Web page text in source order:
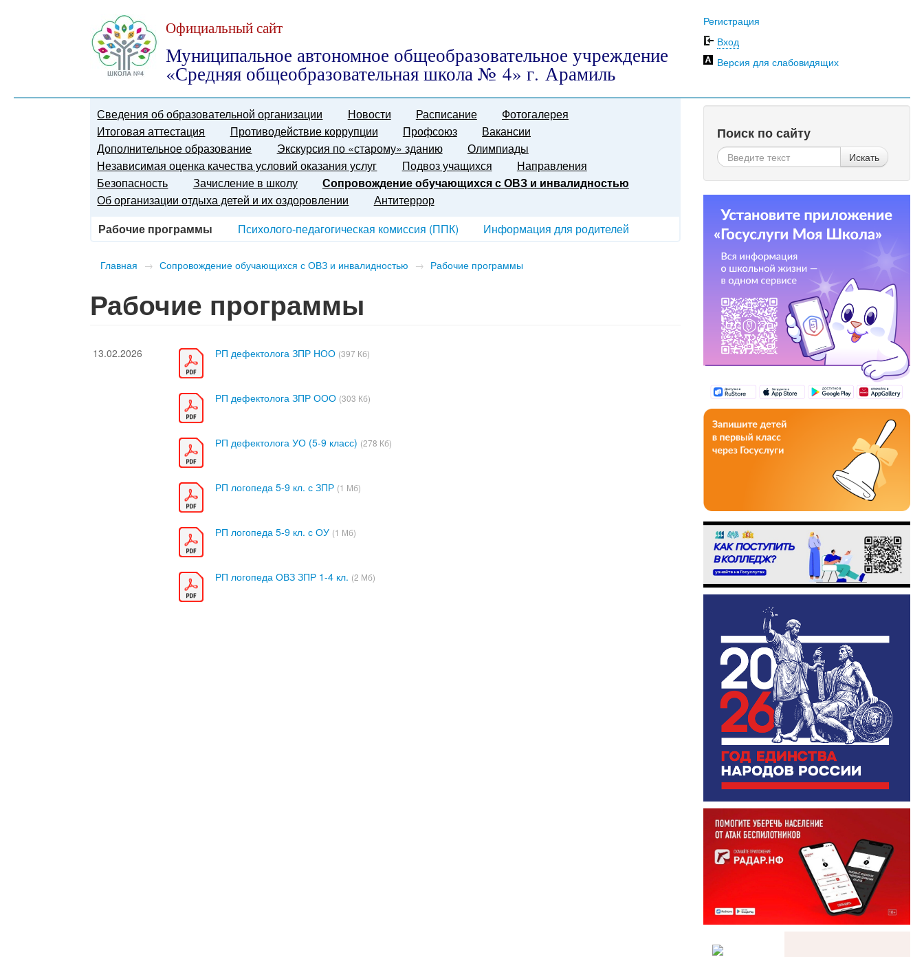
Официальный сайт
Муниципальное автономное общеобразовательное учреждение
«Средняя общеобразовательная школа № 4» г. Арамиль
Регистрация
Вход
Версия для слабовидящих
Сведения об образовательной организации Новости Расписание
Фотогалерея
Итоговая аттестация
Противодействие коррупции Профсоюз
Вакансии
Дополнительное образование
Экскурсия по «старому» зданию
Олимпиады
Независимая оценка качества условий оказания услуг
Подвоз учащихся
Направления
Безопасность
Зачисление в школу
Сопровождение обучающихся с ОВЗ и инвалидностью
Об организации отдыха детей и их оздоровлении
Антитеррор
Рабочие программы
Психолого-педагогическая комиссия (ППК) Информация для родителей
Главная → Сопровождение обучающихся с ОВЗ и инвалидностью → Рабочие программы
Рабочие программы
13.02.2026 РП дефектолога ЗПР НОО (397 Кб)
РП дефектолога ЗПР ООО (303 Кб)
РП дефектолога УО (5-9 класс) (278 Кб)
РП логопеда 5-9 кл. с ЗПР (1 Мб)
РП логопеда 5-9 кл. с ОУ (1 Мб)
РП логопеда ОВЗ ЗПР 1-4 кл. (2 Мб)
Поиск по сайту
Искать